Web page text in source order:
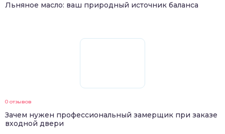
Льняное масло: ваш природный источник баланса
0 отзывов
Зачем нужен профессиональный замерщик при заказе
входной двери